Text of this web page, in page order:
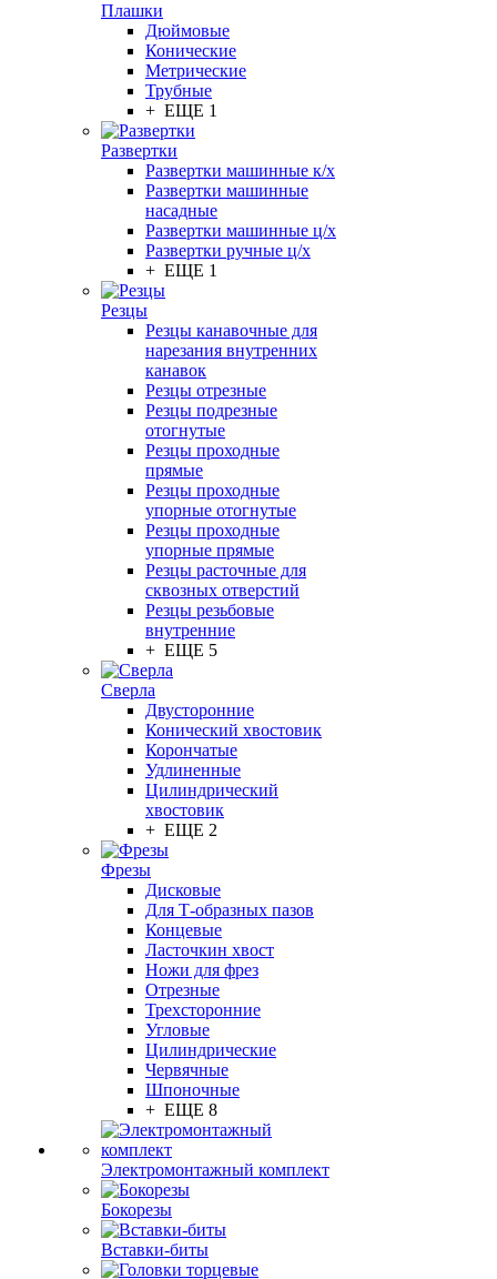
Плашки
Дюймовые
Конические
Метрические
Трубные
+ ЕЩЕ 1
Развертки
Развертки машинные к/х
Развертки машинные
насадные
Развертки машинные ц/х
Развертки ручные ц/х
+ ЕЩЕ 1
Резцы
Резцы канавочные для
нарезания внутренних
канавок
Резцы отрезные
Резцы подрезные
отогнутые
Резцы проходные
прямые
Резцы проходные
упорные отогнутые
Резцы проходные
упорные прямые
Резцы расточные для
сквозных отверстий
Резцы резьбовые
внутренние
+ ЕЩЕ 5
Сверла
Двусторонние
Конический хвостовик
Корончатые
Удлиненные
Цилиндрический
хвостовик
+ ЕЩЕ 2
Фрезы
Дисковые
Для Т-образных пазов
Концевые
Ласточкин хвост
Ножи для фрез
Отрезные
Трехсторонние
Угловые
Цилиндрические
Червячные
Шпоночные
+ ЕЩЕ 8
Электромонтажный комплект
Бокорезы
Вставки-биты